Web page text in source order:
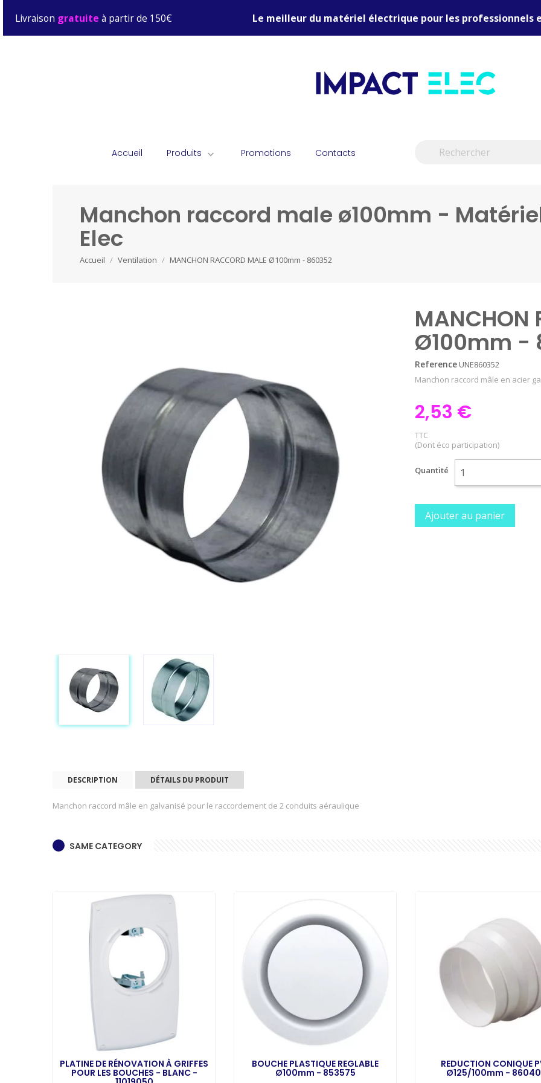
Livraison gratuite à partir de 150€ Le meilleur du matériel électrique pour les professionnels
Accueil Produits  Promotions Contacts
Manchon raccord male ø100mm -
Elec
Accueil Ventilation MANCHON RACCORD MALE Ø100mm - 860352
MANCHON
Ø100mm -
Reference UNE860352
Manchon raccord mâle en acier
2,53 €
TTC
(Dont éco participation)
Quantité
Ajouter au panier
DESCRIPTION DÉTAILS DU PRODUIT
Manchon raccord mâle en galvanisé pour le raccordement de 2 conduits aéraulique
SAME CATEGORY
PLATINE DE RÉNOVATION À GRIFFES
POUR LES BOUCHES - BLANC -
BOUCHE PLASTIQUE REGLABLE
Ø100mm - 853575
REDUCTION CONIQUE
Ø125/100mm -